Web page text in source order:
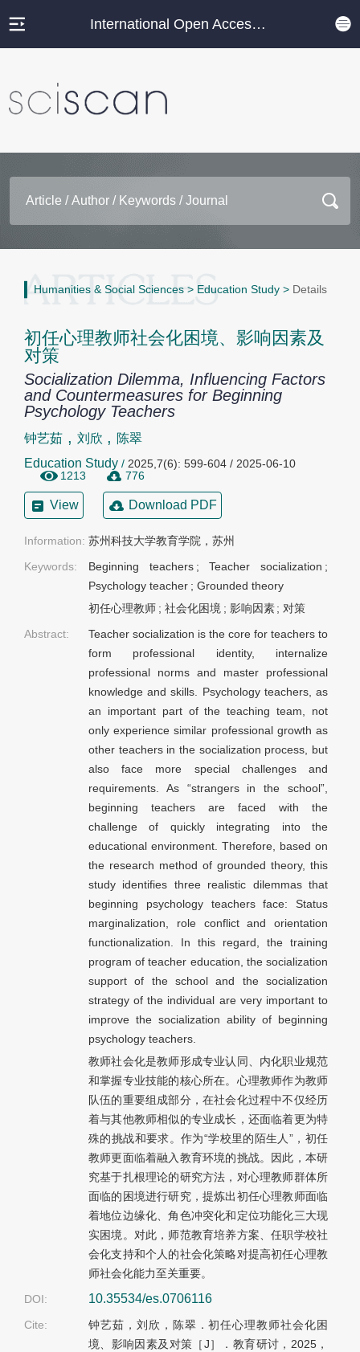
International Open Access Journal Platform
Humanities & Social Sciences > Education Study > Details
初任心理教师社会化困境、影响因素及
对策
Socialization Dilemma, Influencing Factors
and Countermeasures for Beginning
Psychology Teachers
钟艺茹 , 刘欣 ,陈翠
Education Study / 2025,7(6): 599-604 / 2025-06-10
1213
776
View Download PDF
Information: 苏州科技大学教育学院，苏州
Keywords:
Beginning teachers ;Teacher socialization ;
Psychology teacher ; Grounded theory
初任心理教师 ; 社会化困境 ; 影响因素 ;对策
Abstract:
Teacher socialization is the core for teachers to
form professional identity, internalize
professional norms and master professional
knowledge and skills. Psychology teachers, as
an important part of the teaching team, not
only experience similar professional growth as
other teachers in the socialization process, but
also face more special challenges and
requirements. As “strangers in the school”,
beginning teachers are faced with the
challenge of quickly integrating into the
educational environment. Therefore, based on
the research method of grounded theory, this
study identifies three realistic dilemmas that
beginning psychology teachers face: Status
marginalization, role conflict and orientation
functionalization. In this regard, the training
program of teacher education, the socialization
support of the school and the socialization
strategy of the individual are very important to
improve the socialization ability of beginning
psychology teachers.
教师社会化是教师形成专业认同、内化职业规范
和掌握专业技能的核心所在。心理教师作为教师
队伍的重要组成部分，在社会化过程中不仅经历
着与其他教师相似的专业成长，还面临着更为特
殊的挑战和要求。作为“学校里的陌生人”，初任
教师更面临着融入教育环境的挑战。因此，本研
究基于扎根理论的研究方法，对心理教师群体所
面临的困境进行研究，提炼出初任心理教师面临
着地位边缘化、角色冲突化和定位功能化三大现
实困境。对此，师范教育培养方案、任职学校社
会化支持和个人的社会化策略对提高初任心理教
师社会化能力至关重要。
DOI:
10.35534/es.0706116
Cite:
钟艺茹，刘欣，陈翠．初任心理教师社会化困
境、影响因素及对策［J］．教育研讨，2025，